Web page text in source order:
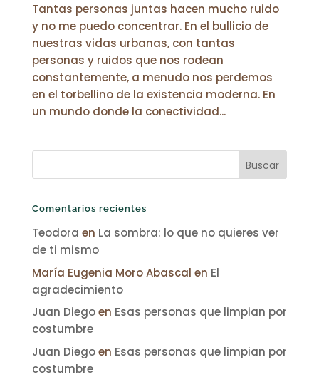
Tantas personas juntas hacen mucho ruido
y no me puedo concentrar. En el bullicio de
nuestras vidas urbanas, con tantas
personas y ruidos que nos rodean
constantemente, a menudo nos perdemos
en el torbellino de la existencia moderna. En
un mundo donde la conectividad...
Comentarios recientes
Teodora en La sombra: lo que no quieres ver
de ti mismo
María Eugenia Moro Abascal en El
agradecimiento
Juan Diegoen Esas personas que limpian por
costumbre
Juan Diegoen Esas personas que limpian por
costumbre